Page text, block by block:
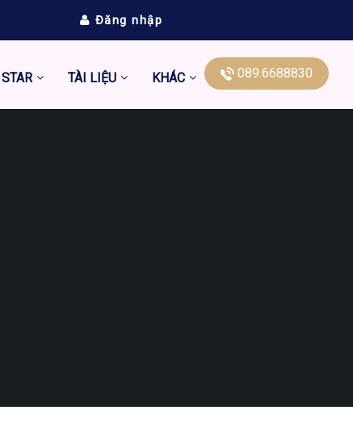
Đăng nhập
TÀI LIỆU KHÁC 089.6688830